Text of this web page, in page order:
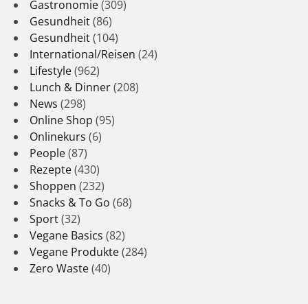
Gastronomie(309)
Gesundheit(86)
Gesundheit(104)
International/Reisen (24)
Lifestyle(962)
Lunch & Dinner(208)
News (298)
Online Shop (95)
Onlinekurs (6)
People(87)
Rezepte(430)
Shoppen (232)
Snacks & To Go (68)
Sport(32)
Vegane Basics (82)
Vegane Produkte(284)
Zero Waste(40)